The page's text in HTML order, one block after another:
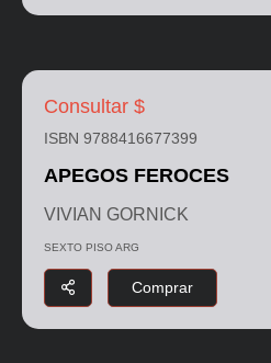
Consultar $
ISBN 9788416677399
APEGOS FEROCES
VIVIAN GORNICK
SEXTO PISO ARG
Comprar